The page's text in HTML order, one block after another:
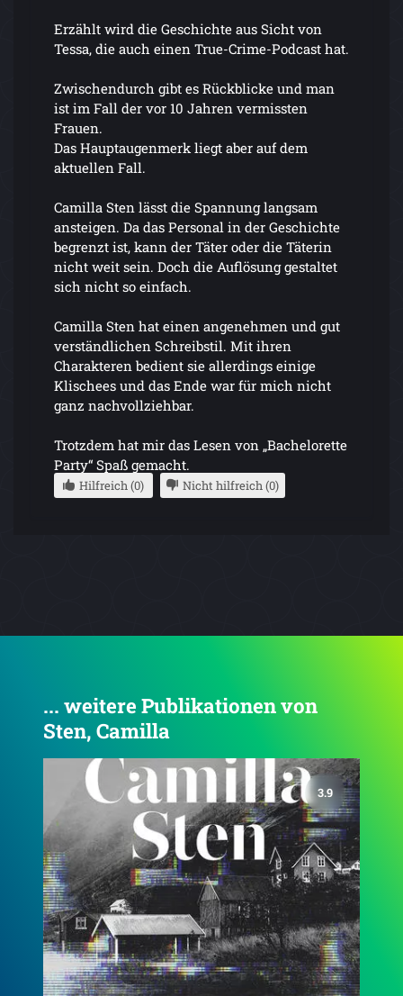
Erzählt wird die Geschichte aus Sicht von
Tessa, die auch einen True-Crime-Podcast hat.
Zwischendurch gibt es Rückblicke und man
ist im Fall der vor 10 Jahren vermissten
Frauen.
Das Hauptaugenmerk liegt aber auf dem
aktuellen Fall.
Camilla Sten lässt die Spannung langsam
ansteigen. Da das Personal in der Geschichte
begrenzt ist, kann der Täter oder die Täterin
nicht weit sein. Doch die Auflösung gestaltet
sich nicht so einfach.
Camilla Sten hat einen angenehmen und gut
verständlichen Schreibstil. Mit ihren
Charakteren bedient sie allerdings einige
Klischees und das Ende war für mich nicht
ganz nachvollziehbar.
Trotzdem hat mir das Lesen von „Bachelorette
Party“ Spaß gemacht.
Hilfreich (0) Nicht hilfreich (0)
... weitere Publikationen von
Sten, Camilla
3.8